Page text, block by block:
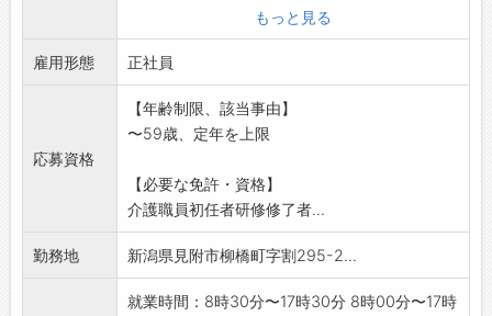
〇食事、入浴、排泄、衣服の着脱等の支援
〇その他、上記業務に付随する基本的な生活
支援業務
※原則、社有車を使用しますが、私有車を使用
した場合は別途手当
を支給します
丁寧にサポートして
いきますのでご安心ください
※応募前の職場見学可能です(ハローワークで相
談後)
※業務の範囲:会社の定める範囲
もっと見る
雇用形態 正社員
応募資格
【年齢制限、該当事由】
〜59歳、定年を上限
【必要な免許・資格】
介護職員初任者研修修了者...
勤務地 新潟県見附市柳橋町字割295-2...
就業時間：8時30分〜17時30分 8時00分〜17時